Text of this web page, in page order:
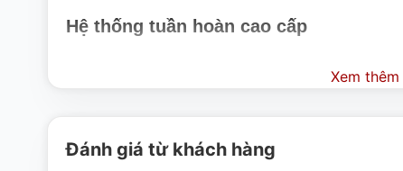
Hệ thống tuần hoàn cao cấp
Để đảm bảo tiết kiệm năng lượng tối đa, chúng tôi đã tạo
Xem
Đánh giá từ khách hàng